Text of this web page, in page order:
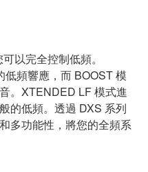
以完全控制低頻。
頻響應，而 BOOST 模
。XTENDED LF 模式進
的低頻。透過 DXS 系列
多功能性，將您的全頻系